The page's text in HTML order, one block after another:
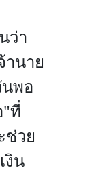
ว่า
านาย
นพอ
"ที่
ช่วย
งิน